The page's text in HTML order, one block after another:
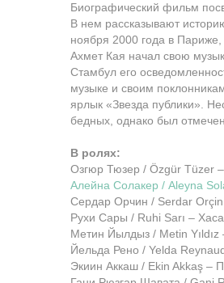
Биографический фильм
В нем рассказывают
ноября 2000 года в Париже,
Ахмет Кая начал свою
Стамбул его
музыке и своим
ярлык «Звезда публики».
бедных, однако был
В ролях:
Озгюр Тюзер / Özgür Tüzer
Алейна Солакер / Aleyna
Сердар Орчин / Serdar
Рухи Сары / Ruhi Sarı –
Метин Йылдыз / Metin Yıldız
Йельда Рено / Yelda
Экиин Аккаш / Ekin Akkaş –